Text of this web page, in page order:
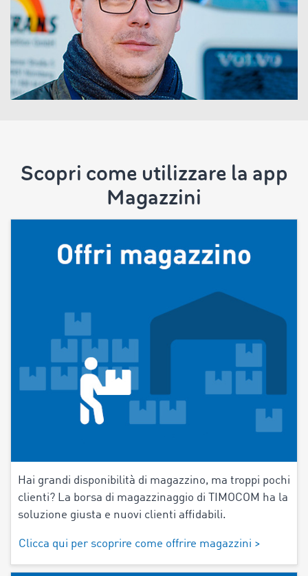
Scopri come utilizzare la app
Magazzini
Hai grandi disponibilità di magazzino, ma troppi pochi
clienti? La borsa di magazzinaggio di TIMOCOM ha la
soluzione giusta e nuovi clienti affidabili.
Clicca qui per scoprire come offrire magazzini >